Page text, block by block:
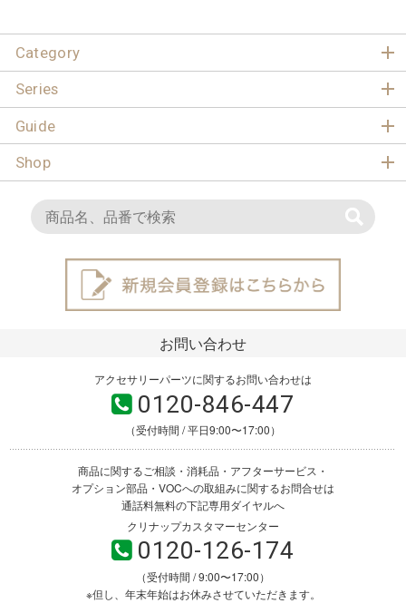
Category
Series
Guide
Shop
お問い合わせ
アクセサリーパーツに関するお問い合わせは
0120-846-447
（受付時間 / 平日9:00〜17:00）
商品に関するご相談・消耗品・アフターサービス・
オプション部品・VOCへの取組みに関するお問合せは
通話料無料の下記専用ダイヤルへ
クリナップカスタマーセンター
0120-126-174
（受付時間 / 9:00〜17:00）
※但し、年末年始はお休みさせていただきます。